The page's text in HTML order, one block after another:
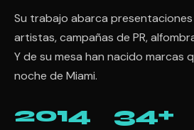
Su trabajo abarca
artistas, campañas de PR,
Y de su mesa han nacido marcas
noche de Miami.
2014 34+